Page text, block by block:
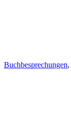
Buchbesprechungen,